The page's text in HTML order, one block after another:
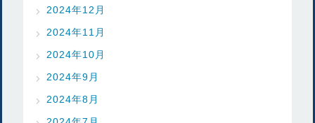
2024年12月
2024年11月
2024年10月
2024年9月
2024年8月